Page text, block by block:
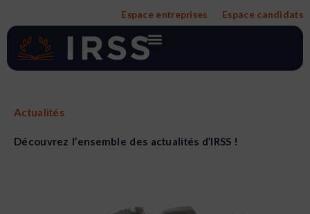
contenu
Espace entreprises Espace candidats
Actualités
Découvrez l’ensemble des actualités d’IRSS !